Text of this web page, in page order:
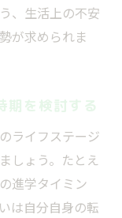
、生活上の不安
が求められま
期を検討する
ライフステージ
しょう。たとえ
進学タイミン
は自分自身の転